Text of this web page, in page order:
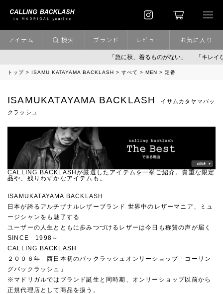
「急に秋、着るものがない」 「キレイな
アイテム 検索 ブランド レビュー お気に入り
トップ ISAMU KATAYAMA BACKLASH すべて MEN 定番
ISAMUKATAYAMA BACKLASH
イサムカタヤマバッ
クラッシュ
CALLING BACKLASHが厳選したアイテムを一挙ご紹介。貴重な限定
品や、残りわずかなアイテムも。
ISAMUKATAYAMA BACKLASH
日本が誇るアルチザナルレザーブランド 世界中のレザーマニア、ミュ
ージシャンをも魅了する
ユーザーの人生とともに歩みつづけるレザーは今日も称賛の声が届く
SINCE 1998～
CALLING BACKLASH
２００６年 西日本初のバックラッシュオンリーショップ「コーリン
グバックラッシュ」
※マドリガルではブランド誕生と同時期、オンリーショップ以前から
正規代理店として商品を扱う。